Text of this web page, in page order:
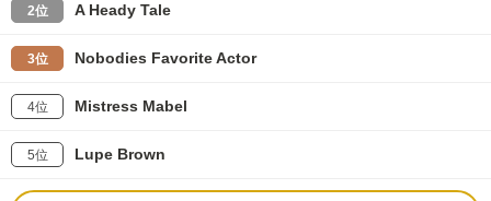
2位 A Heady Tale
3位 Nobodies Favorite Actor
4位 Mistress Mabel
5位 Lupe Brown